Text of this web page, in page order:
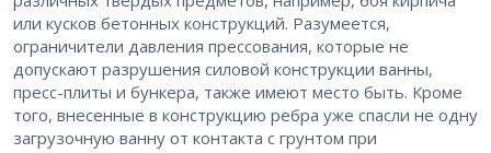
или кусков бетонных конструкций. Разумеется,
ограничители давления прессования, которые не
допускают разрушения силовой конструкции ванны,
пресс-плиты и бункера, также имеют место быть. Кроме
того, внесенные в конструкцию ребра уже спасли не одну
загрузочную ванну от контакта с грунтом при